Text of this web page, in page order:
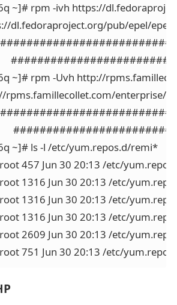
~]# rpm -ivh https://
dl.fedoraproject.org/pub/epel/epel-
~]# rpm -Uvh http://
rpms.famillecollet.com/enterprise/
~]# ls -l /etc/yum.repos.d/remi*
457 Jun 30 20:13 /etc/
1316 Jun 30 20:13 /etc/
1316 Jun 30 20:13 /etc/
1316 Jun 30 20:13 /etc/
2609 Jun 30 20:13 /etc/